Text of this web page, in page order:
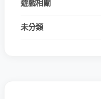
遊戲相關
未分類